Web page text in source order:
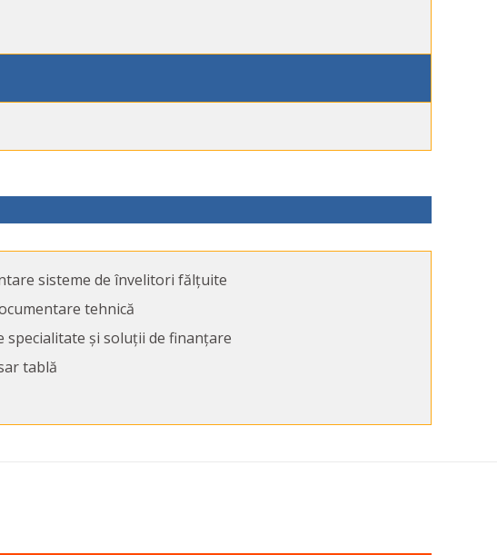
sisteme de învelitori fălțuite
tehnică
specialitate și soluții de finanțare
tablă